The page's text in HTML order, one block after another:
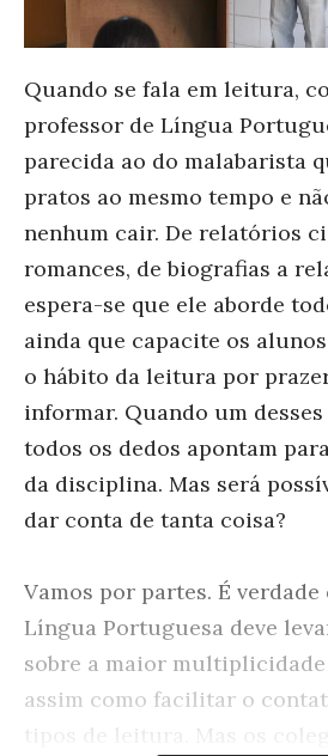
Quando se fala em leitura,
professor de Língua
parecida ao do malabarista
pratos ao mesmo tempo e
nenhum cair. De relatórios
romances, de biografias a
espera-se que ele aborde
ainda que capacite os
o hábito da leitura por
informar. Quando um
todos os dedos apontam
da disciplina. Mas será
dar conta de tanta coisa?
Vamos por partes. É
Língua Portuguesa deve
sobre a maior
assim como facilitar o
tipos de leitura. Mas os